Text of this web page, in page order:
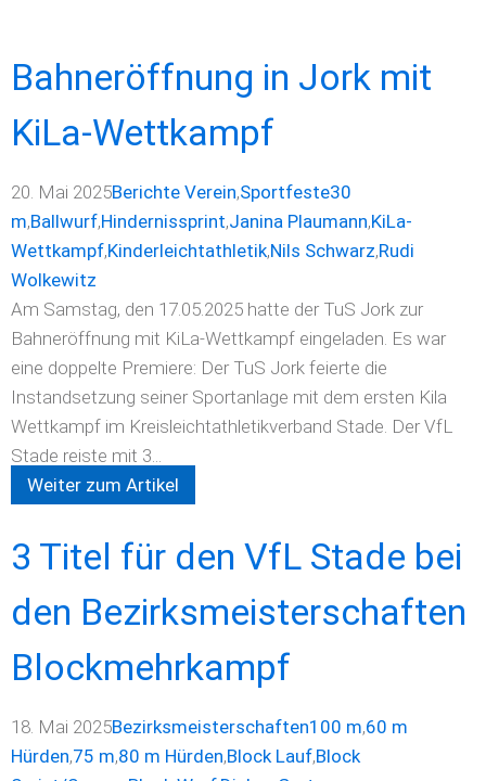
Bahneröffnung in Jork mit
KiLa-Wettkampf
20. Mai 2025Berichte Verein,Sportfeste30
m,Ballwurf,Hindernissprint,Janina Plaumann,KiLa-
Wettkampf,Kinderleichtathletik,Nils Schwarz,Rudi
Wolkewitz
Am Samstag, den 17.05.2025 hatte der TuS Jork zur
Bahneröffnung mit KiLa-Wettkampf eingeladen. Es war
eine doppelte Premiere: Der TuS Jork feierte die
Instandsetzung seiner Sportanlage mit dem ersten Kila
Wettkampf im Kreisleichtathletikverband Stade. Der VfL
Stade reiste mit 3...
Weiter zum Artikel
3 Titel für den VfL Stade bei
den Bezirksmeisterschaften
Blockmehrkampf
18. Mai 2025Bezirksmeisterschaften100 m,60 m
Hürden,75 m,80 m Hürden,Block Lauf,Block